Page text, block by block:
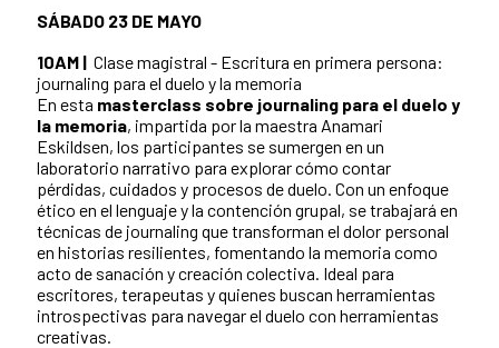
SÁBADO 23 DE MAYO
10AM | Clase magistral - Escritura en primera persona:
journaling para el duelo y la memoria
En esta masterclass sobre journaling para el duelo y
la memoria, impartida por la maestra Anamari
Eskildsen, los participantes se sumergen en un
laboratorio narrativo para explorar cómo contar
pérdidas, cuidados y procesos de duelo. Con un enfoque
ético en el lenguaje y la contención grupal, se trabajará en
técnicas de journaling que transforman el dolor personal
en historias resilientes, fomentando la memoria como
acto de sanación y creación colectiva. Ideal para
escritores, terapeutas y quienes buscan herramientas
introspectivas para navegar el duelo con herramientas
creativas.